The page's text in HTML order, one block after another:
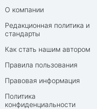
О компании
Редакционная политика и
стандарты
Как стать нашим автором
Правила пользования
Правовая информация
Политика
конфиденциальности